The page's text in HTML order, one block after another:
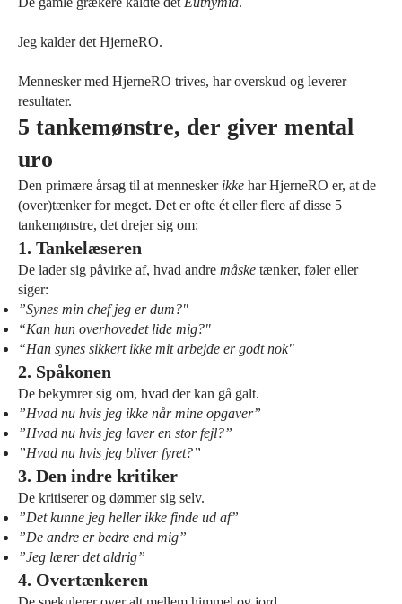
Jeg kalder det HjerneRO.
Mennesker med HjerneRO trives, har overskud og leverer
resultater.
5 tankemønstre, der giver mental
uro
Den primære årsag til at mennesker ikke har HjerneRO er, at de
(over)tænker for meget. Det er ofte ét eller flere af disse 5
tankemønstre, det drejer sig om:
1. Tankelæseren
De lader sig påvirke af, hvad andre måske tænker, føler eller
siger:
”Synes min chef jeg er dum?"
“Kan hun overhovedet lide mig?"
“Han synes sikkert ikke mit arbejde er godt nok"
2. Spåkonen
De bekymrer sig om, hvad der kan gå galt.
”Hvad nu hvis jeg ikke når mine opgaver”
”Hvad nu hvis jeg laver en stor fejl?”
”Hvad nu hvis jeg bliver fyret?”
3. Den indre kritiker
De kritiserer og dømmer sig selv.
”Det kunne jeg heller ikke finde ud af”
”De andre er bedre end mig”
”Jeg lærer det aldrig”
4. Overtænkeren